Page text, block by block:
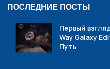
ПОСЛЕДНИЕ ПОСТЫ
Первый
Way Galaxy
Путь